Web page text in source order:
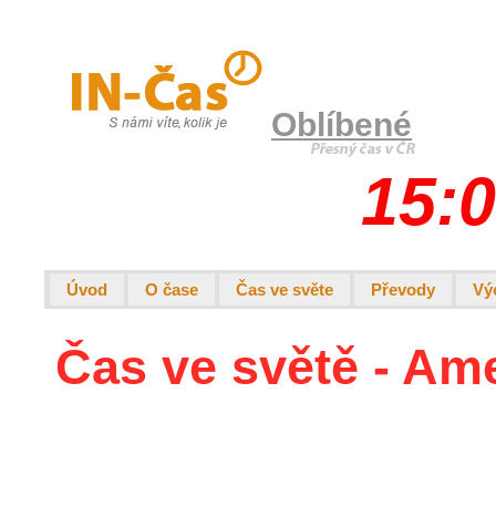
Oblíbené
Úvod O čase Čas ve světe Převody
Čas ve světě -